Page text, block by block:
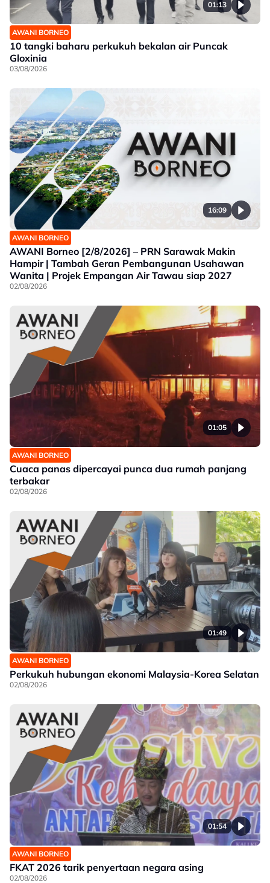
01:13
AWANI BORNEO
10 tangki baharu perkukuh bekalan air Puncak
Gloxinia
03/08/2026
16:09
AWANI BORNEO
AWANI Borneo [2/8/2026] – PRN Sarawak Makin
Hampir | Tambah Geran Pembangunan Usahawan
Wanita | Projek Empangan Air Tawau siap 2027
02/08/2026
01:05
AWANI BORNEO
Cuaca panas dipercayai punca dua rumah panjang
terbakar
02/08/2026
01:49
AWANI BORNEO
Perkukuh hubungan ekonomi Malaysia-Korea Selatan
02/08/2026
01:54
AWANI BORNEO
FKAT 2026 tarik penyertaan negara asing
02/08/2026